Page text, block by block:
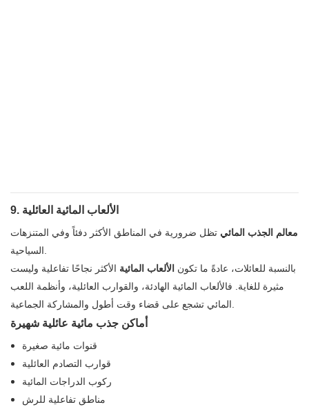
9. الألعاب المائية العائلية
معالم الجذب المائي تظل ضرورية في المناطق الأكثر دفئاً وفي المتنزهات
السياحية.
بالنسبة للعائلات، عادةً ما تكون الألعاب المائية الأكثر نجاحًا تفاعلية وليست
مثيرة للغاية. فالألعاب المائية الهادئة، والقوارب العائلية، وأنظمة اللعب
المائي تشجع على قضاء وقت أطول والمشاركة الجماعية.
أماكن جذب مائية عائلية شهيرة
قنوات مائية صغيرة
قوارب التصادم العائلية
ركوب الدراجات المائية
مناطق تفاعلية للرش